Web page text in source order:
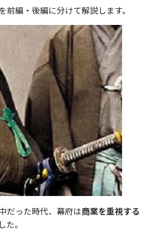
前編・後編に分けて解説します。
だった時代、幕府は商業を重視する
た。